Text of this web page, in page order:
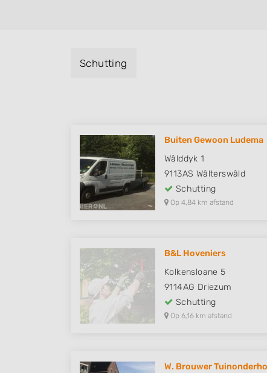
Schutting
Buiten Gewoon Ludema
Wâlddyk 1
9113AS Wâlterswâld
Schutting
Op 4,84 km afstand
B&L Hoveniers
Kolkensloane 5
9114AG Driezum
Schutting
Op 6,16 km afstand
W. Brouwer